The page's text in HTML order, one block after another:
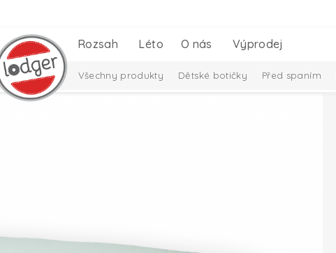
Rozsah Léto O nás Výprodej
Všechny produkty Dětské botičky Před spaním